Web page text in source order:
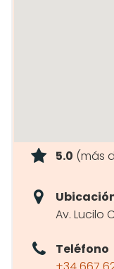
5.0 (más
Av. Lucilo
Teléfono